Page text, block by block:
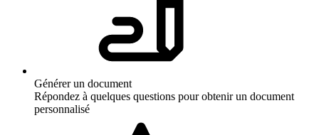
Générer un document
Répondez à quelques questions pour obtenir un document
personnalisé